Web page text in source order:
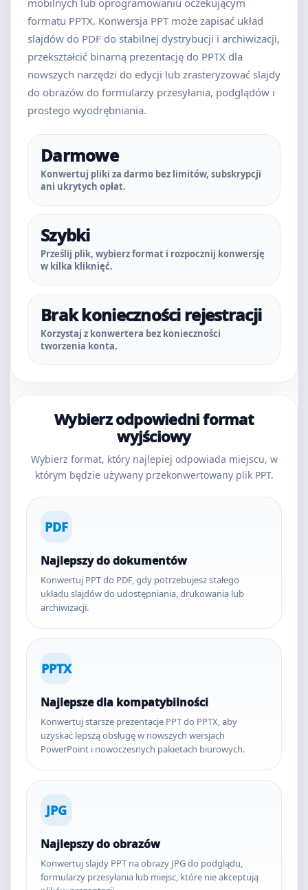
mobilnych lub oprogramowaniu oczekującym
formatu PPTX. Konwersja PPT może zapisać układ
slajdów do PDF do stabilnej dystrybucji i archiwizacji,
przekształcić binarną prezentację do PPTX dla
nowszych narzędzi do edycji lub zrasteryzować slajdy
do obrazów do formularzy przesyłania, podglądów i
prostego wyodrębniania.
Darmowe
Konwertuj pliki za darmo bez limitów, subskrypcji
ani ukrytych opłat.
Szybki
Prześlij plik, wybierz format i rozpocznij konwersję
w kilka kliknięć.
Brak konieczności rejestracji
Korzystaj z konwertera bez konieczności
tworzenia konta.
Wybierz odpowiedni format
wyjściowy
Wybierz format, który najlepiej odpowiada miejscu, w
którym będzie używany przekonwertowany plik PPT.
PDF
Najlepszy do dokumentów
Konwertuj PPT do PDF, gdy potrzebujesz stałego
układu slajdów do udostępniania, drukowania lub
archiwizacji.
PPTX
Najlepsze dla kompatybilności
Konwertuj starsze prezentacje PPT do PPTX, aby
uzyskać lepszą obsługę w nowszych wersjach
PowerPoint i nowoczesnych pakietach biurowych.
JPG
Najlepszy do obrazów
Konwertuj slajdy PPT na obrazy JPG do podglądu,
formularzy przesyłania lub miejsc, które nie akceptują